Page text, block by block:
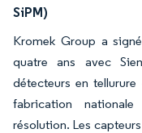
SiPM)
Kromek Group a
quatre ans avec
détecteurs en
fabrication
résolution. Les